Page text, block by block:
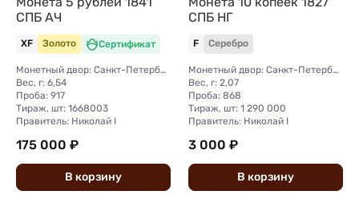
СПБ АЧ
XF Золото Сертификат
Монетный двор: Санкт-Петербургский монетный двор
Вес, г: 6,54
Проба: 917
Тираж, шт: 1668003
Правитель: Николай I
175 000 ₽
В корзину
СПБ НГ
F Серебро
Монетный двор: Санкт-Петербургский монетный двор
Вес, г: 2,07
Проба: 868
Тираж, шт: 1 290 000
Правитель: Николай I
3 000 ₽
В корзину